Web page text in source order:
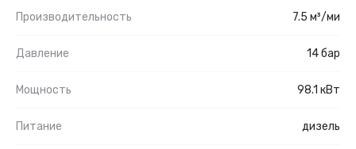
Производительность 7.5 м³/ми
Давление 14 бар
Мощность 98.1 кВт
Питание дизель